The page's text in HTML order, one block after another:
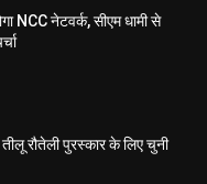
NCC नेटवर्क, सीएम धामी से
रौतेली पुरस्कार के लिए चुनी